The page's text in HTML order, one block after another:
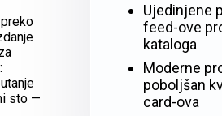
sto —
Ujedinjene
feed-ove
kataloga
Moderne
poboljšan
card-ova